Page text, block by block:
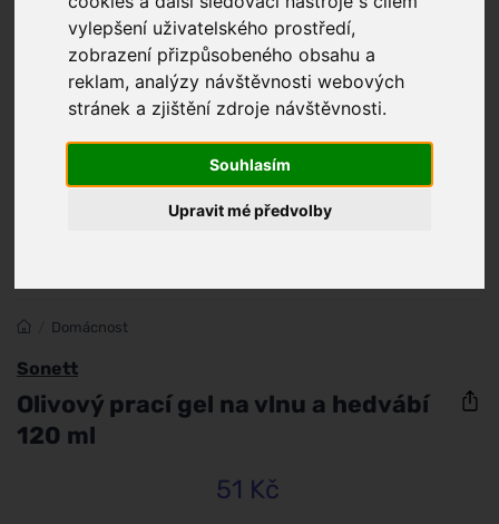
vylepšení uživatelského prostředí,
zobrazení přizpůsobeného obsahu a
reklam, analýzy návštěvnosti webových
stránek a zjištění zdroje návštěvnosti.
Souhlasím
Upravit mé předvolby
Domácnost
Sonett
Olivový prací gel na vlnu a hedvábí
120 ml
51 Kč